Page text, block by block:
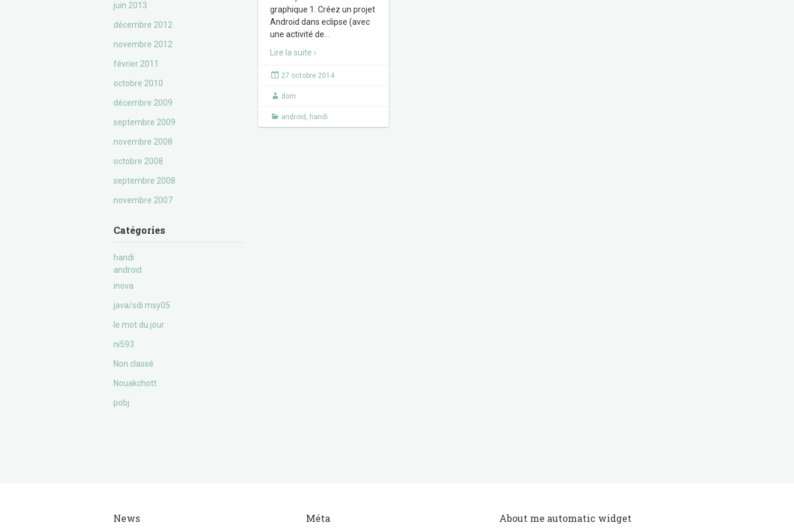
juin 2013
décembre 2012
novembre 2012
février 2011
octobre 2010
décembre 2009
septembre 2009
novembre 2008
octobre 2008
septembre 2008
novembre 2007
Catégories
handi
android
inova
java/sdi msy05
le mot du jour
ni593
Non classé
Nouakchott
pobj
graphique 1. Créez un projet
Android dans eclipse (avec
une activité de
Lire la suite ›
27 octobre 2014
dom
android , handi
News Méta About me automatic widget